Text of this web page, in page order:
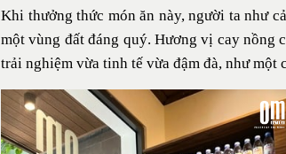
Khi thưởng thức món ăn này, người ta như
một vùng đất đáng quý. Hương vị cay nồng
trải nghiệm vừa tinh tế vừa đậm đà, như một